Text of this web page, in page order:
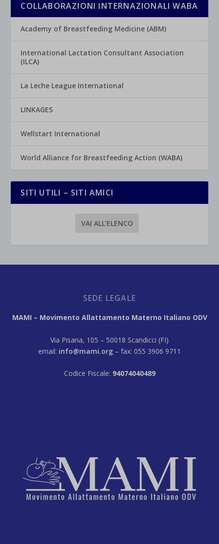
COLLABORAZIONI INTERNAZIONALI WABA
Academy of Breastfeeding Medicine (ABM)
International Lactation Consultant Association
(ILCA)
La Leche League International
LINKAGES
Wellstart International
World Alliance for Breastfeeding Action (WABA)
SITI UTILI – SITI AMICI
VAI ALL’ELENCO
SEDE LEGALE
MAMI – Movimento Allattamento Materno Italiano ODV
Via Pisana, 105 – 50018 Scandicci (FI)
email: info@mami.org – fax: 055 3906 9711
Codice Fiscale: 94074040489